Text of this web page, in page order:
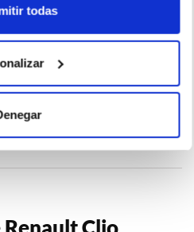
todas
coincidir con el vehículo
publicada ha sido